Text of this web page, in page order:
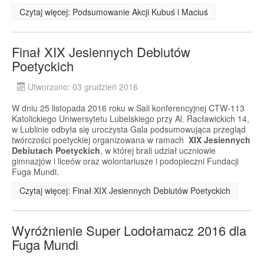
Czytaj więcej: Podsumowanie Akcji Kubuś i Maciuś
Finał XIX Jesiennych Debiutów
Poetyckich
Utworzono: 03 grudzień 2016
W dniu 25 listopada 2016 roku w Sali konferencyjnej CTW-113
Katolickiego Uniwersytetu Lubelskiego przy Al. Racławickich 14,
w Lublinie odbyła się uroczysta Gala podsumowująca przegląd
twórczości poetyckiej organizowana w ramach XIX Jesiennych
Debiutach Poetyckich, w której brali udział uczniowie
gimnazjów i liceów oraz wolontariusze i podopieczni Fundacji
Fuga Mundi.
Czytaj więcej: Finał XIX Jesiennych Debiutów Poetyckich
Wyróżnienie Super Lodołamacz 2016 dla
Fuga Mundi